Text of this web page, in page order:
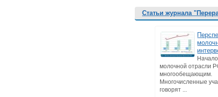
Статьи журнала
молочной отрасли
многообещающим.
Многочисленные
говорят ...